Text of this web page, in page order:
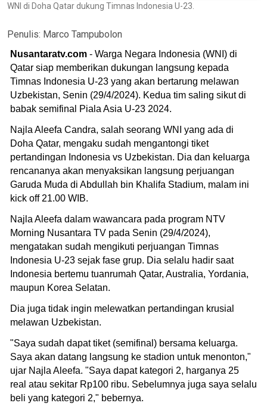
WNI di Doha Qatar dukung Timnas Indonesia U-23.
Penulis: Marco Tampubolon
Nusantaratv.com - Warga Negara Indonesia (WNI) di
Qatar siap memberikan dukungan langsung kepada
Timnas Indonesia U-23 yang akan bertarung melawan
Uzbekistan, Senin (29/4/2024). Kedua tim saling sikut di
babak semifinal Piala Asia U-23 2024.
Najla Aleefa Candra, salah seorang WNI yang ada di
Doha Qatar, mengaku sudah mengantongi tiket
pertandingan Indonesia vs Uzbekistan. Dia dan keluarga
rencananya akan menyaksikan langsung perjuangan
Garuda Muda di Abdullah bin Khalifa Stadium, malam ini
kick off 21.00 WIB.
Najla Aleefa dalam wawancara pada program NTV
Morning Nusantara TV pada Senin (29/4/2024),
mengatakan sudah mengikuti perjuangan Timnas
Indonesia U-23 sejak fase grup. Dia selalu hadir saat
Indonesia bertemu tuanrumah Qatar, Australia, Yordania,
maupun Korea Selatan.
Dia juga tidak ingin melewatkan pertandingan krusial
melawan Uzbekistan.
"Saya sudah dapat tiket (semifinal) bersama keluarga.
Saya akan datang langsung ke stadion untuk menonton,"
ujar Najla Aleefa. "Saya dapat kategori 2, harganya 25
real atau sekitar Rp100 ribu. Sebelumnya juga saya selalu
beli yang kategori 2," bebernya.